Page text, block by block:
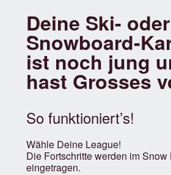
Deine Ski- oder
Snowboard-
ist noch jung
hast Grosses
So funktioniert’s!
Wähle Deine League!
Die Fortschritte werden im
eingetragen.